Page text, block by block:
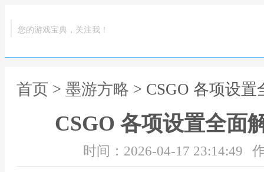
您的游戏宝典，关注我！
首页 > 墨游方略 > CSGO 各项设
CSGO 各项设置全面
时间：2026-04-17 23:14:49